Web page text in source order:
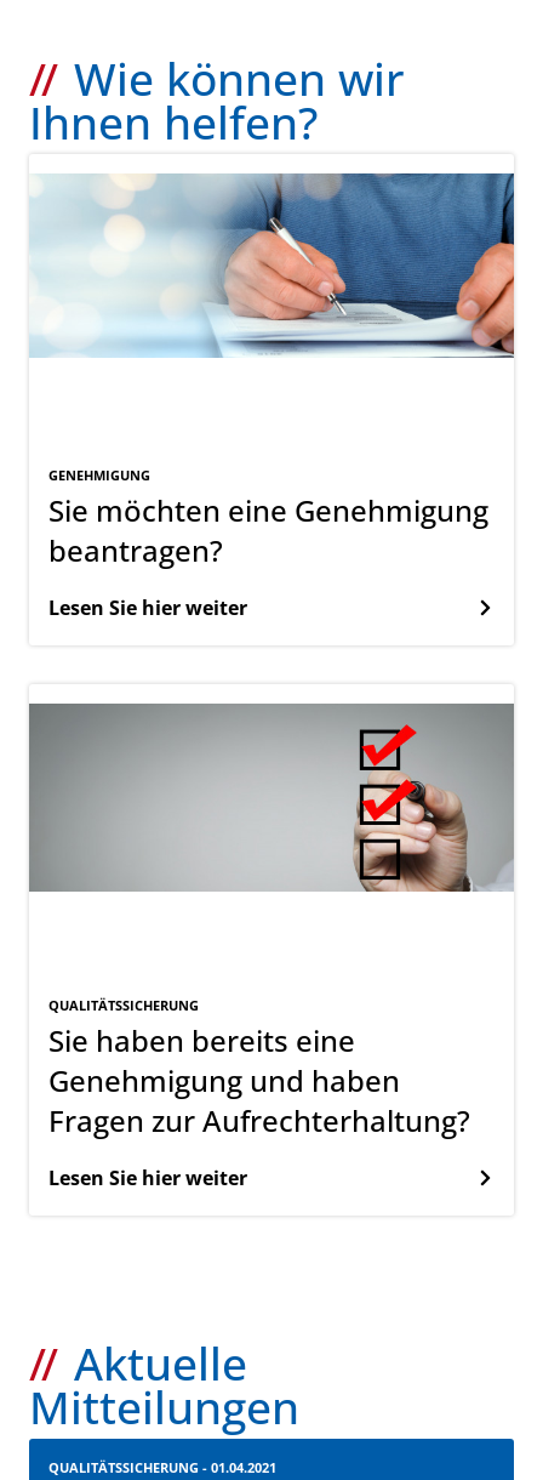
Wie können wir
Ihnen helfen?
GENEHMIGUNG
Sie möchten eine Genehmigung
beantragen?
Lesen Sie hier weiter
QUALITÄTSSICHERUNG
Sie haben bereits eine
Genehmigung und haben
Fragen zur Aufrechterhaltung?
Lesen Sie hier weiter
Aktuelle
Mitteilungen
QUALITÄTSSICHERUNG - 01.04.2021